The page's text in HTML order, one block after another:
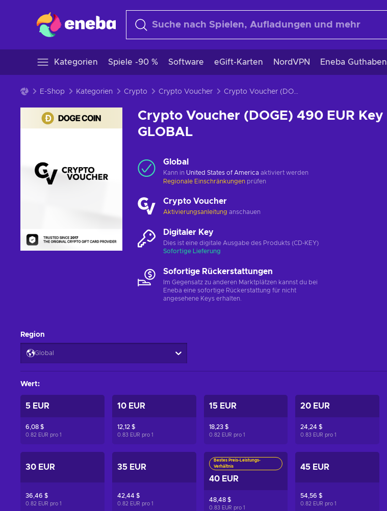
Kategorien Spiele -90 % Software eGift-Karten NordVPN Eneba Guthaben
E-Shop Kategorien Crypto Crypto Voucher Crypto Voucher (DOGE) 490 EUR Key GLOBAL
Crypto Voucher (DOGE) 490 EUR Key
GLOBAL
Global
Kann in United States of America aktiviert werden
Regionale Einschränkungen prüfen
Crypto Voucher
Aktivierungsanleitung anschauen
Digitaler Key
Dies ist eine digitale Ausgabe des Produkts (CD-KEY)
Sofortige Lieferung
Sofortige Rückerstattungen
Im Gegensatz zu anderen Marktplätzen kannst du bei
Eneba eine sofortige Rückerstattung für nicht
angesehene Keys erhalten.
Region
Global
Wert:
5 EUR
6,08 $
0.82 EUR pro 1
10 EUR
12,12 $
0.83 EUR pro 1
15 EUR
18,23 $
0.82 EUR pro 1
20 EUR
24,24 $
0.83 EUR pro1
30 EUR
36,46 $
0.82 EUR pro 1
35 EUR
42,44 $
0.82 EUR pro 1
Bestes Preis-Leistungs-
Verhältnis
40 EUR
48,48 $
0.83 EUR pro 1
45 EUR
54,56 $
0.82 EUR pro1